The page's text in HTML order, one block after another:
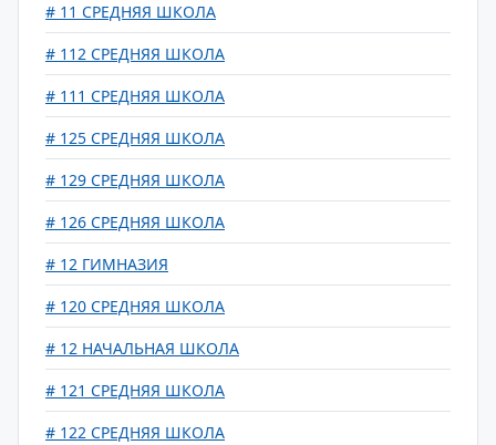
# 11 СРЕДНЯЯ ШКОЛА
# 112 СРЕДНЯЯ ШКОЛА
# 111 СРЕДНЯЯ ШКОЛА
# 125 СРЕДНЯЯ ШКОЛА
# 129 СРЕДНЯЯ ШКОЛА
# 126 СРЕДНЯЯ ШКОЛА
# 12 ГИМНАЗИЯ
# 120 СРЕДНЯЯ ШКОЛА
# 12 НАЧАЛЬНАЯ ШКОЛА
# 121 СРЕДНЯЯ ШКОЛА
# 122 СРЕДНЯЯ ШКОЛА